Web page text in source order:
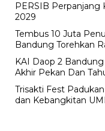
PERSIB Perpanjang
2029
Tembus 10 Juta
Bandung Torehkan
KAI Daop 2
Akhir Pekan Dan
Trisakti Fest
dan Kebangkitan